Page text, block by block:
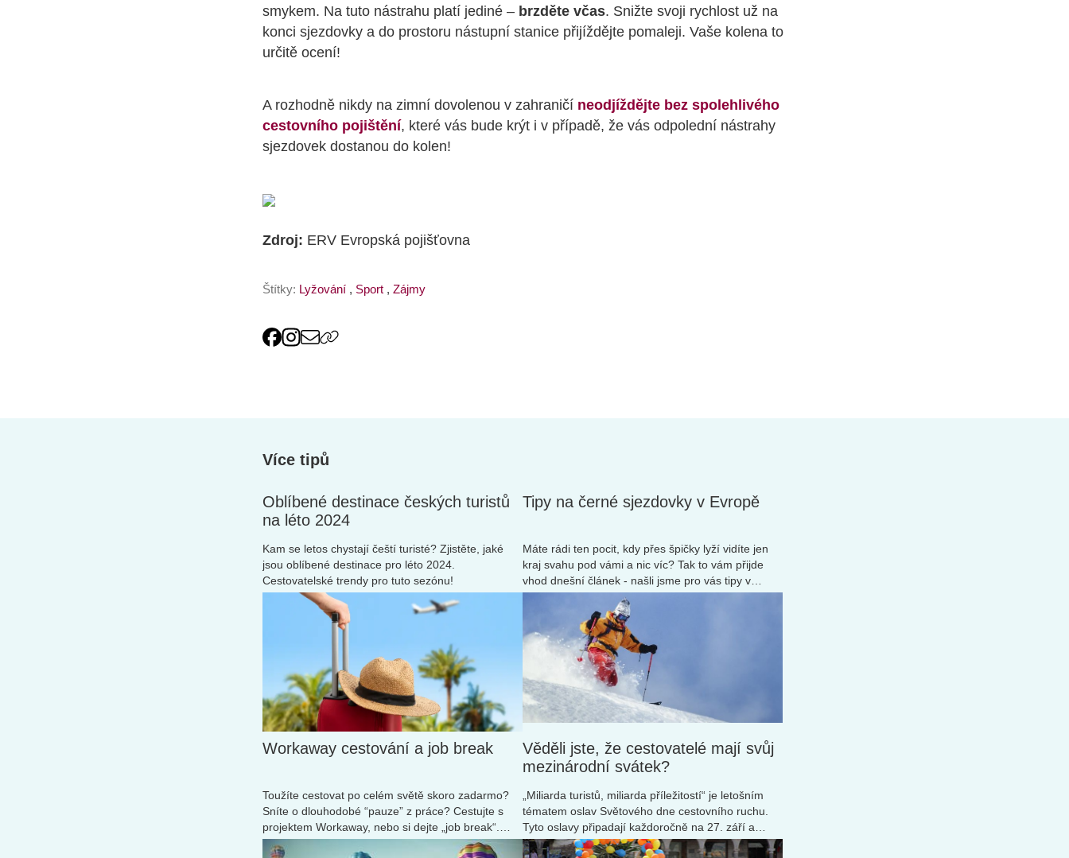
smykem. Na tuto nástrahu platí jediné – brzděte včas. Snižte svoji rychlost už na
konci sjezdovky a do prostoru nástupní stanice přijíždějte pomaleji. Vaše kolena to
určitě ocení!
A rozhodně nikdy na zimní dovolenou v zahraničí neodjíždějte bez spolehlivého
cestovního pojištění, které vás bude krýt i v případě, že vás odpolední nástrahy
sjezdovek dostanou do kolen!
Zdroj: ERV Evropská pojišťovna
Štítky: Lyžování , Sport , Zájmy
Více tipů
Oblíbené destinace českých turistů
na léto 2024
Kam se letos chystají čeští turisté? Zjistěte, jaké
jsou oblíbené destinace pro léto 2024.
Cestovatelské trendy pro tuto sezónu!
Tipy na černé sjezdovky v Evropě
Máte rádi ten pocit, kdy přes špičky lyží vidíte jen
kraj svahu pod vámi a nic víc? Tak to vám přijde
vhod dnešní článek - našli jsme pro vás tipy v
Rakousku, Švýcarsku, Itálii a Francii.
Workaway cestování a job break
Toužíte cestovat po celém světě skoro zadarmo?
Sníte o dlouhodobé “pauze” z práce? Cestujte s
projektem Workaway, nebo si dejte „job break“.
Několik týdnů, měsíců nebo let můžete žít v
Věděli jste, že cestovatelé mají svůj
mezinárodní svátek?
„Miliarda turistů, miliarda příležitostí“ je letošním
tématem oslav Světového dne cestovního ruchu.
Tyto oslavy připadají každoročně na 27. září a
připomínají den přijetí stanov Světové organizace